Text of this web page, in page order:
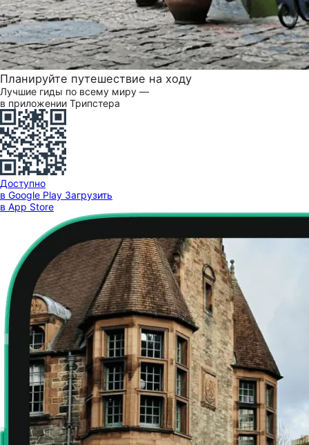
Планируйте путешествие на ходу
Лучшие гиды по всему миру —
в приложении Трипстера
Доступно
в Google Play Загрузить
в App Store